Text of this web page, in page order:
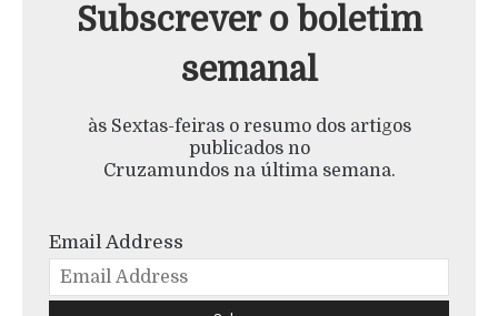
Subscrever o boletim
semanal
às Sextas-feiras o resumo dos artigos
publicados no
Cruzamundos na última semana.
Email Address